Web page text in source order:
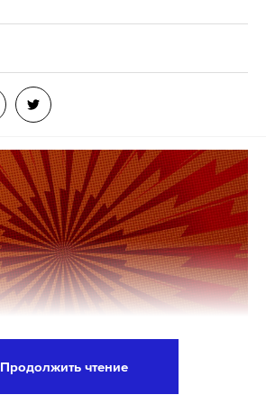
Продолжить чтение